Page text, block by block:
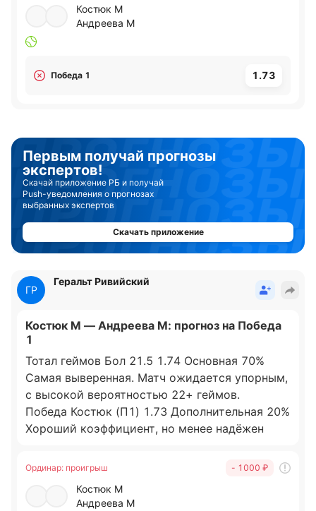
линии и потрясающая оборонительная
гибкость раз за разом заставляют россиянку
ошибаться. За счёт ментальной зрелости,
превосходства в темпе и колоссальной
уверенности на текущем покрытии украинка
Костюк М
Андреева М
Победа 1 1.73
Первым получай прогнозы
экспертов!
Скачай приложение РБ и получай
Push-уведомления о прогнозах
выбранных экспертов
Скачать приложение
ГР
Геральт Ривийский
Костюк М — Андреева М: прогноз на Победа
1
Тотал геймов Бол 21.5 1.74 Основная 70%
Самая выверенная. Матч ожидается упорным,
с высокой вероятностью 22+ геймов.
Победа Костюк (П1) 1.73 Дополнительная 20%
Хороший коэффициент, но менее надёжен
доходность при проходе обеих.
Дополнительная (малая) 10% Высокий
Ординар: проигрыш - 1000 ₽
Костюк М
Андреева М